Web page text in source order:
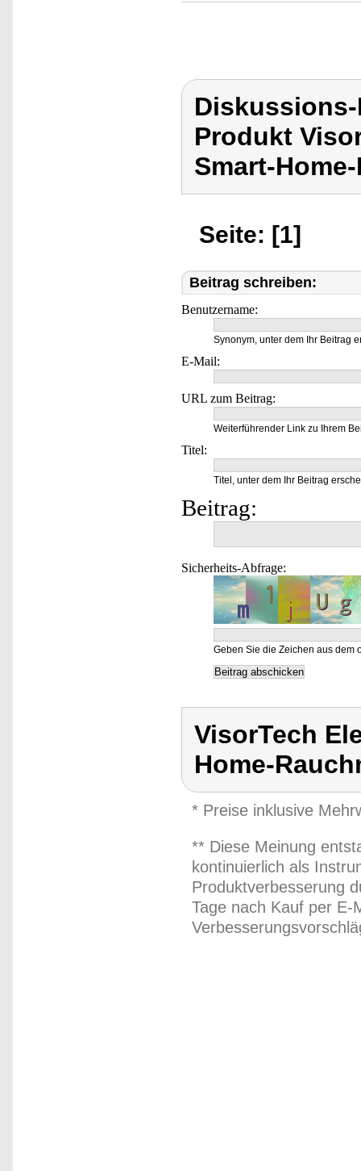
Produkt
Smart-
Seite: [1]
Beitrag schreiben:
Benutzername:
Synonym, unter dem Ihr Beitrag
E-Mail:
URL zum Beitrag:
Weiterführender Link zu Ihrem
Titel:
Titel, unter dem Ihr Beitrag
Beitrag:
Sicherheits-Abfrage:
Geben Sie die Zeichen aus dem
VisorTech
Home-
* Preise inklusive
** Diese Meinung
kontinuierlich als
Produktverbesserung
Tage nach Kauf per E-